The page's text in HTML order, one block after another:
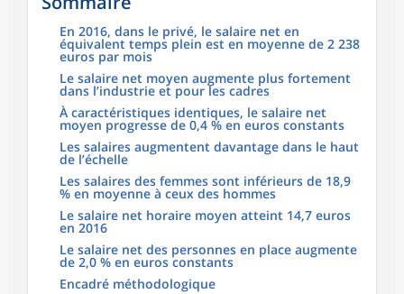
En 2016, dans le privé, le salaire net en
équivalent temps plein est en moyenne de 2 238
euros par mois
Le salaire net moyen augmente plus fortement
dans l’industrie et pour les cadres
À caractéristiques identiques, le salaire net
moyen progresse de 0,4 % en euros constants
Les salaires augmentent davantage dans le haut
de l’échelle
Les salaires des femmes sont inférieurs de 18,9
% en moyenne à ceux des hommes
Le salaire net horaire moyen atteint 14,7 euros
en 2016
Le salaire net des personnes en place augmente
de 2,0 % en euros constants
Encadré méthodologique